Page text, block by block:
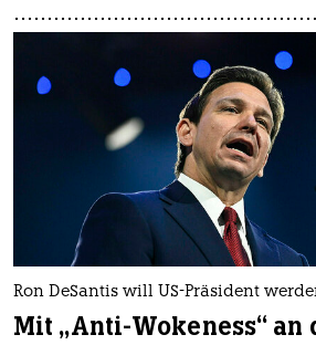
Ron DeSantis will US-Präsident
Mit „Anti-Wokeness“ an